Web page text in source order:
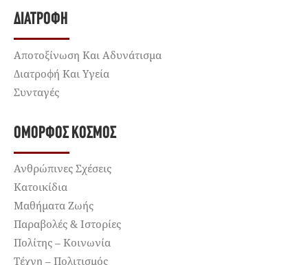
ΔΙΑΤΡΟΦΉ
Αποτοξίνωση Και Αδυνάτισμα
Διατροφή Και Υγεία
Συνταγές
ΌΜΟΡΦΟΣ ΚΌΣΜΟΣ
Ανθρώπινες Σχέσεις
Κατοικίδια
Μαθήματα Ζωής
Παραβολές & Ιστορίες
Πολίτης – Κοινωνία
Τέχνη – Πολιτισμός